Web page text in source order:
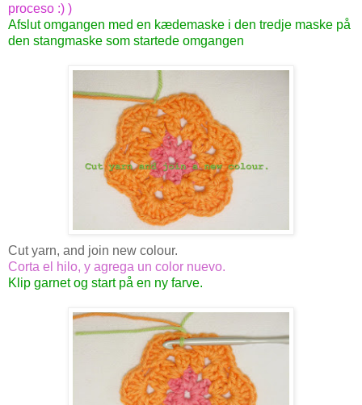
proceso :) )
Afslut omgangen med en kædemaske i den tredje maske på
den stangmaske som startede omgangen
Cut yarn, and join new colour.
Corta el hilo, y agrega un color nuevo.
Klip garnet og start på en ny farve.